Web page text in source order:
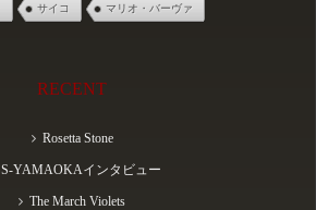
サイコ マリオ・バーヴァ
RECENT
Rosetta Stone
YAMAOKAインタビュー
The March Violets